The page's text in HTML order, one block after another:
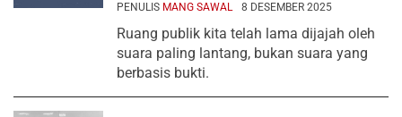
PENULIS MANG SAWAL 8 DESEMBER 2025
Ruang publik kita telah lama dijajah oleh
suara paling lantang, bukan suara yang
berbasis bukti.